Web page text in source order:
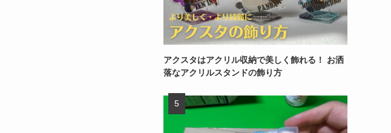
アクスタはアクリル収納で美しく飾れる！ お洒
落なアクリルスタンドの飾り方